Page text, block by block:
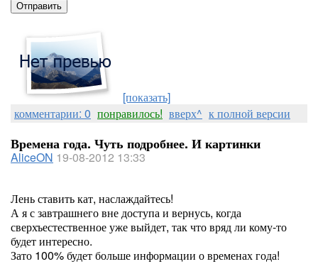
[показать]
комментарии: 0 понравилось! вверх^ к полной версии
Времена года. Чуть подробнее. И картинки
AliceON 19-08-2012 13:33
Лень ставить кат, наслаждайтесь!
А я с завтрашнего вне доступа и вернусь, когда
сверхъестественное уже выйдет, так что вряд ли кому-то
будет интересно.
Зато 100% будет больше информации о временах года!